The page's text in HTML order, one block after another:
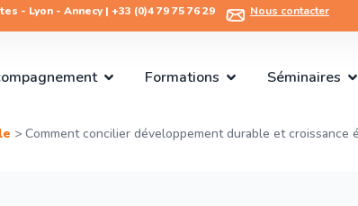
- Lyon - Annecy | +33 (0)4 79 75 76 29​ Nous contacter
Formations Séminaires
> Comment concilier développement durable et croissance